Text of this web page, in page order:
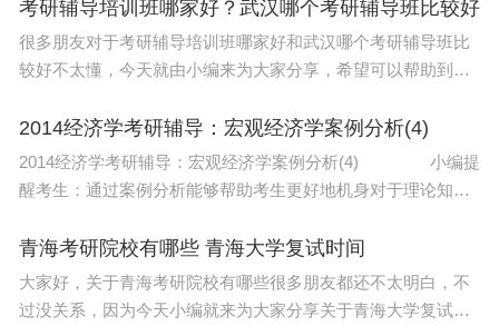
确定的消息一定是假的，不要信。但是从往
考研辅导培训班哪家好？武汉哪个考研辅导班比较好
很多朋友对于考研辅导培训班哪家好和武汉哪个考研辅导班比
较好不太懂，今天就由小编来为大家分享，希望可以帮助到大
武汉文都和海文哪个考研机构好考研上南邮和
2014经济学考研辅导：宏观经济学案例分析(4)
2014经济学考研辅导：宏观经济学案例分析(4) 小编提
醒考生：通过案例分析能够帮助考生更好地机身对于理论知识
一些现实案例，通过案例分析来巩固知识。下面
青海考研院校有哪些 青海大学复试时间
大家好，关于青海考研院校有哪些很多朋友都还不太明白，不
过没关系，因为今天小编就来为大家分享关于青海大学复试时